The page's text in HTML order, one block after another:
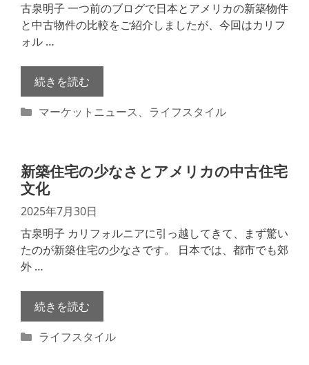
古泉明子 一つ前のブログで日本とアメリカの新築物件
と中古物件の比較をご紹介しましたが、今回はカリフ
ォル …
続きを読む
カ
ー
マーケットニュース、 ライフスタイル
新築住宅の少なさとアメリカの中古住宅
文化
2025年7月30日
古泉明子 カリフォルニアに引っ越してきて、まず驚い
たのが新築住宅の少なさです。 日本では、都市でも郊
外 …
続きを読む
カ
ライフスタイル